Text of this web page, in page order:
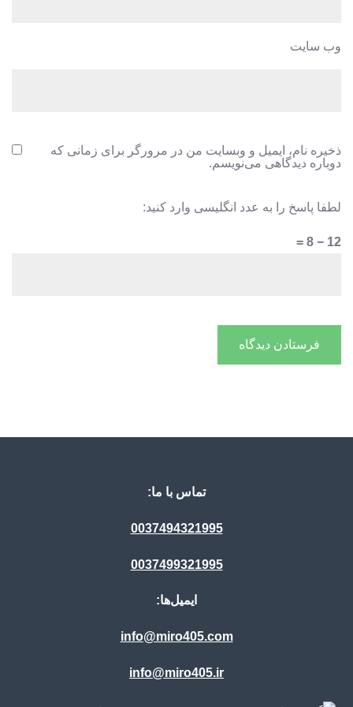
وب‌ سایت
ذخیره نام، ایمیل و وبسایت من در مرورگر برای زمانی که
دوباره دیدگاهی می‌نویسم.
لطفا پاسخ را به عدد انگلیسی وارد کنید:
12 − 8 =
تماس با ما:
0037494321995
0037499321995
ایمیل‌ها:
info@miro405.com
info@miro405.ir